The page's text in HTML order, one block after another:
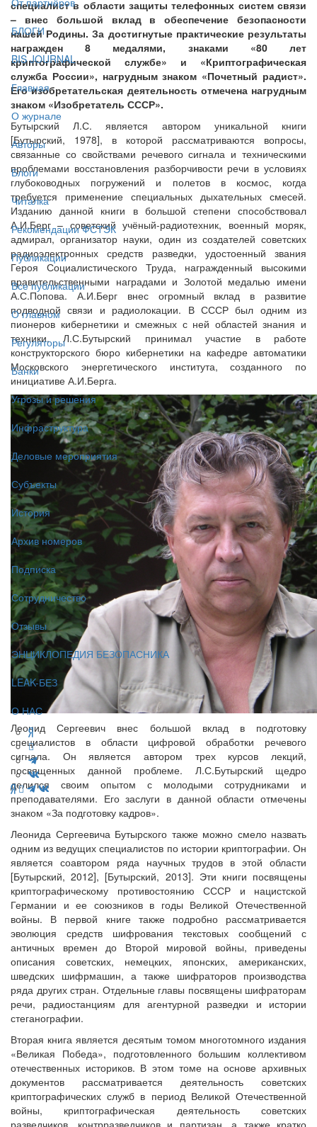
БЛОГИ
BIS JOURNAL
Главная
О журнале
Авторы
Блоги
Читалка
Рекомендации ФСТЭК
Публикации
Все публикации
О главном
Регуляторы
Банки
Угрозы и решения
Инфраструктура
Деловые мероприятия
Субъекты
История
Архив номеров
Подписка
Сотрудничество
Отзывы
ЭНЦИКЛОПЕДИЯ БЕЗОПАСНИКА
LEAK-БЕЗ
О НАС
специалист в области защиты телефонных систем связи
– внес большой вклад в обеспечение безопасности
нашей Родины. За достигнутые практические результаты
награжден 8 медалями, знаками «80 лет
криптографической службе» и «Криптографическая
служба России», нагрудным знаком «Почетный радист».
Его изобретательская деятельность отмечена нагрудным
знаком «Изобретатель СССР».
Бутырский Л.С. является автором уникальной книги
[Бутырский, 1978], в которой рассматриваются вопросы,
связанные со свойствами речевого сигнала и техническими
проблемами восстановления разборчивости речи в условиях
глубоководных погружений и полетов в космос, когда
требуется применение специальных дыхательных смесей.
Изданию данной книги в большой степени способствовал
А.И.Берг – советский учёный-радиотехник, военный моряк,
адмирал, организатор науки, один из создателей советских
радиоэлектронных средств разведки, удостоенный звания
Героя Социалистического Труда, награжденный высокими
правительственными наградами и Золотой медалью имени
А.С.Попова. А.И.Берг внес огромный вклад в развитие
подводной связи и радиолокации. В СССР был одним из
пионеров кибернетики и смежных с ней областей знания и
техники. Л.С.Бутырский принимал участие в работе
конструкторского бюро кибернетики на кафедре автоматики
Московского энергетического института, созданного по
инициативе А.И.Берга.
Леонид Сергеевич внес большой вклад в подготовку
специалистов в области цифровой обработки речевого
сигнала. Он является автором трех курсов лекций,
посвященных данной проблеме. Л.С.Бутырский щедро
делился своим опытом с молодыми сотрудниками и
преподавателями. Его заслуги в данной области отмечены
знаком «За подготовку кадров».
Леонида Сергеевича Бутырского также можно смело назвать
одним из ведущих специалистов по истории криптографии. Он
является соавтором ряда научных трудов в этой области
[Бутырский, 2012], [Бутырский, 2013]. Эти книги посвящены
криптографическому противостоянию СССР и нацистской
Германии и ее союзников в годы Великой Отечественной
войны. В первой книге также подробно рассматривается
эволюция средств шифрования текстовых сообщений с
античных времен до Второй мировой войны, приведены
описания советских, немецких, японских, американских,
шведских шифрмашин, а также шифраторов производства
ряда других стран. Отдельные главы посвящены шифраторам
речи, радиостанциям для агентурной разведки и истории
стеганографии.
Вторая книга является десятым томом многотомного издания
«Великая Победа», подготовленного большим коллективом
отечественных историков. В этом томе на основе архивных
документов рассматривается деятельность советских
криптографических служб в период Великой Отечественной
войны, криптографическая деятельность советских
разведчиков, контрразведчиков и партизан, а также кратко